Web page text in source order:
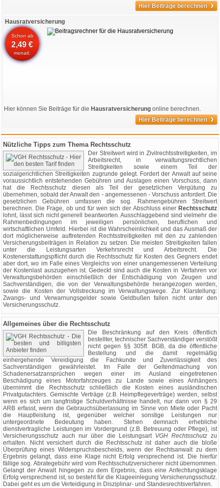
Hier Beiträge berechnen ›
Hausratversicherung
Schon ab
2,49 €
monatl.
Hier können Sie Beiträge für die Hausratversicherung online berechnen.
Hier Beiträge berechnen ›
Nützliche Tipps zum Thema Rechtsschutz
Der Streitwert wird in Zivilrechtsstreitigkeiten, im
Arbeitsrecht, in verwaltungsrechtlichen
Streitigkeiten sowie einem Teil der
sozialgerichtlichen Streitigkeiten zugrunde gelegt. Fordert der Anwalt auf seine
voraussichtlich entstehenden Gebühren und Auslagen einen Vorschuss, dann
hat die Rechtsschutz diesen als Teil der gesetzlichen Vergütung zu
übernehmen, sobald der Anwalt den - angemessenen - Vorschuss anfordert. Die
gesetzlichen Gebühren umfassen die sog. Rahmengebühren Streitwert
berechnen. Die Frage, ob und für wen sich der Abschluss einer Rechtsschutz
lohnt, lässt sich nicht generell beantworten. Ausschlaggebend sind vielmehr die
Rahmenbedingungen im jeweiligen persönlichen, beruflichen und
wirtschaftlichen Umfeld. Hierbei ist die Wahrscheinlichkeit und das Ausmaß der
dort möglicherweise auftretenden Rechtsstreitigkeiten mit den zu zahlenden
Versicherungsbeiträgen in Relation zu setzen. Die meisten Streitigkeiten fallen
unter die Leistungsarten Verkehrsrecht und Arbeitsrecht. Die
Kostenerstattungspflicht durch die Rechtsschutz für Kosten des Gegners endet
aber dort, wo im Falle eines Vergleichs von einer unangemessenen Verteilung
der Kostenlast auszugehen ist. Gedeckt sind auch die Kosten in Verfahren vor
Verwaltungsbehörden einschließlich der Entschädigung von Zeugen und
Sachverständigen, die von der Verwaltungsbehörde herangezogen werden,
sowie die Kosten der Vollstreckung im Verwaltungswege. Zur Klarstellung:
Zwangs- und Verwarnungsgelder sowie Geldbußen fallen nicht unter den
Versicherungsschutz.
Allgemeines über die Rechtsschutz
Die Beschränkung auf den Kreis öffentlich
bestellter, technischer Sachverständiger verstößt
nicht gegen §§ 305ff. BGB, da die öffentliche
Bestellung und die damit regelmäßig
einhergehende Vereidigung die Fachkunde und Zuverlässigkeit des
Sachverständigen gewährleistet. Im Falle der Geltendmachung von
Schadenersatzansprüchen wegen einer im Ausland eingetretenen
Beschädigung eines Motorfahrzeuges zu Lande sowie eines Anhängers
übernimmt die Rechtsschutz schließlich die Kosten eines ausländischen
Privatgutachters. Gemischte Verträge (z.B. Heimpflegeverträge) werden, selbst
wenn es sich um langfristige Schuldverhältnisse handelt, nur dann von § 29
ARB erfasst, wenn die Gebrauchsüberlassung im Sinne von Miete oder Pacht
die Hauptleistung ist, gegenüber welcher sonstige Leistungen nur
untergeordnete Bedeutung haben. Stehen demnach erhebliche
dienstvertragliche Leistungen im Vordergrund (z.B. Betreuung oder Pflege), ist
Versicherungsschutz auch nur über die Leistungsart VGH Rechtsschutz zu
erhalten. Nicht versichert durch die Rechtsschutz ist daher auch die bloße
Überprüfung eines Widerspruchsbescheids, wenn der Rechtsanwalt zu dem
Ergebnis gelangt, dass eine Klage nicht Erfolg versprechend ist. Die hierfür
fällige sog. Abrategebühr wird vom Rechtsschutzversicherer nicht übernommen.
Gelangt der Anwalt hingegen zu dem Ergebnis, dass eine Anfechtungsklage
Erfolg versprechend ist, so besteht für die Klageeinlegung Versicherungsschutz.
Dabei geht es um die Verteidigung in Disziplinar- und Standesrechtsverfahren.